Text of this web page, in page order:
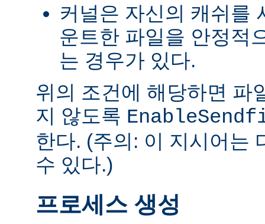
커널은 자신의 캐쉬를
운트한 파일을 안정적
는 경우가 있다.
위의 조건에 해당하면 파
지 않도록
한다. (주의: 이 지시어는
수 있다.)
프로세스 생성